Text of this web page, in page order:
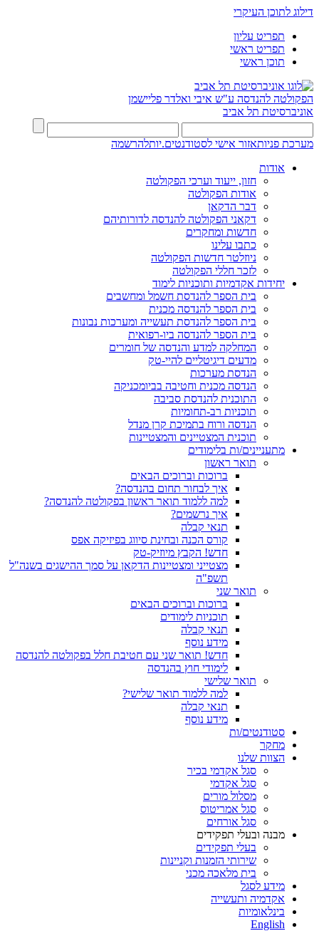
דילוג לתוכן העיקרי
תפריט עליון
תפריט ראשי
תוכן ראשי
הפקולטה להנדסה ע"ש איבי ואלדר פליישמן
אוניברסיטת תל אביב
מערכת פניותאזור אישי לסטודנטים.יותלהרשמה
אודות
חזון, ייעוד וערכי הפקולטה
אודות הפקולטה
דבר הדקאן
דקאני הפקולטה להנדסה לדורותיהם
חדשות ומחקרים
כתבו עלינו
ניוזלטר חדשות הפקולטה
לזכר חללי הפקולטה
יחידות אקדמיות ותוכניות לימוד
בית הספר להנדסת חשמל ומחשבים
בית הספר להנדסה מכנית
בית הספר להנדסת תעשייה ומערכות נבונות
בית הספר להנדסה ביו-רפואית
המחלקה למדע והנדסה של חומרים
מדעים דיגיטליים להיי-טק
הנדסת מערכות
הנדסה מכנית וחטיבה בביומכניקה
התוכנית להנדסת סביבה
תוכניות רב-תחומיות
הנדסה ורוח בתמיכת קרן מנדל
תוכנית המצטיינים והמצטיינות
מתעניינים/ות בלימודים
תואר ראשון
ברוכות וברוכים הבאים
איך לבחור תחום בהנדסה?
למה ללמוד תואר ראשון בפקולטה להנדסה?
איך נרשמים?
תנאי קבלה
קורס הכנה ובחינת סיווג בפיזיקה אפס
חדש! הקבץ מיוזיק-טק
מצטייני ומצטיינות הדקאן על סמך ההישגים בשנה"ל
תשפ"ה
תואר שני
ברוכות וברוכים הבאים
תוכניות לימודים
תנאי קבלה
מידע נוסף
חדש! תואר שני עם חטיבת חלל בפקולטה להנדסה
לימודי חוץ בהנדסה
תואר שלישי
למה ללמוד תואר שלישי?
תנאי קבלה
מידע נוסף
סטודנטים/ות
מחקר
הצוות שלנו
סגל אקדמי בכיר
סגל אקדמי
מסלול מורים
סגל אמריטוס
סגל אורחים
מבנה ובעלי תפקידים
בעלי תפקידים
שירותי הזמנות וקניינות
בית מלאכה מכני
מידע לסגל
אקדמיה ותעשייה
בינלאומיות
English